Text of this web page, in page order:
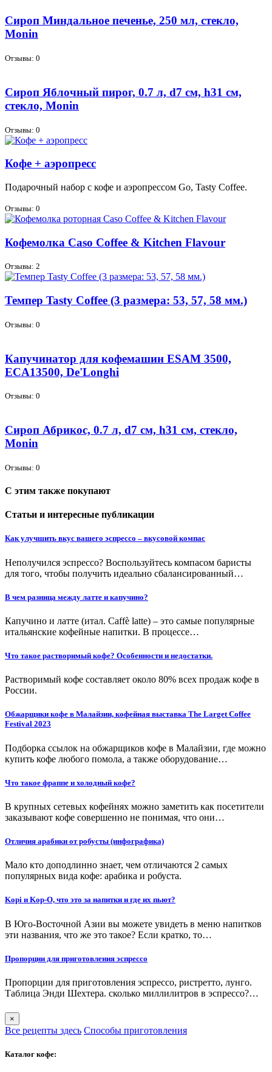
Сироп Миндальное печенье, 250 мл, стекло,
Monin
Отзывы: 0
Сироп Яблочный пирог, 0.7 л, d7 см, h31 см,
стекло, Monin
Отзывы: 0
Кофе + аэропресс
По­да­роч­ный на­бор с ко­фе и аэро­прес­сом Go, Tasty Coffee.
Отзывы: 0
Кофемолка Caso Coffee & Kitchen Flavour
Отзывы: 2
Темпер Tasty Coffee (3 размера: 53, 57, 58 мм.)
Отзывы: 0
Капучинатор для кофемашин ESAM 3500,
ECA13500, De'Longhi
Отзывы: 0
Сироп Абрикос, 0.7 л, d7 см, h31 см, стекло,
Monin
Отзывы: 0
С этим также покупают
Статьи и интересные публикации
Как улучшить вкус вашего эспрессо – вкусовой компас
Неполучился эспрессо? Воспользуйтесь компасом баристы
для того, чтобы получить идеально сбалансированный…
В чем разница между латте и капучино?
Капучино и латте (итал. Caffè latte) – это самые популярные
итальянские кофейные напитки. В процессе…
Что такое растворимый кофе? Особенности и недостатки.
Растворимый кофе составляет около 80% всех продаж кофе в
России.
Обжарщики кофе в Малайзии, кофейная выставка The Larget Coffee
Festival 2023
Подборка ссылок на обжарщиков кофе в Малайзии, где можно
купить кофе любого помола, а также оборудование…
Что такое фраппе и холодный кофе?
В крупных сетевых кофейнях можно заметить как посетители
заказывают кофе совершенно не понимая, что они…
Отличия арабики от робусты (инфографика)
Мало кто доподлинно знает, чем отличаются 2 самых
популярных вида кофе: арабика и робуста.
Kopi и Kop-O, что это за напитки и где их пьют?
В Юго-Восточной Азии вы можете увидеть в меню напитков
эти названия, что же это такое? Если кратко, то…
Пропорции для приготовления эспрессо
Пропорции для приготовления эспрессо, ристретто, лунго.
Таблица Энди Шехтера. сколько миллилитров в эспрессо?…
×
Все рецепты здесь Способы приготовления
Каталог кофе: